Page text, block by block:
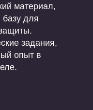
материал,
базу для
задания,
опыт в